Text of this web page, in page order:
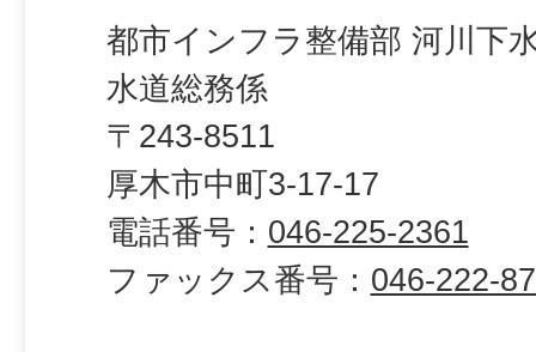
都市インフラ整備部 河川下
水道総務係
〒243-8511
厚木市中町3-17-17
電話番号： 046-225-2361
ファックス番号： 046-222-